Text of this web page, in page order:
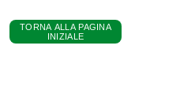
TORNA ALLA PAGINA
INIZIALE